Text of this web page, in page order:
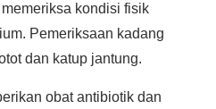
kondisi fisik
Pemeriksaan kadang
dan katup jantung.
obat antibiotik dan